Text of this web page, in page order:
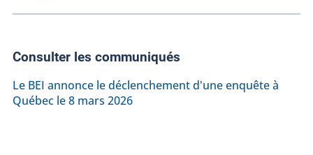
Consulter les communiqués
Le BEI annonce le déclenchement d'une enquête à
Québec le 8 mars 2026